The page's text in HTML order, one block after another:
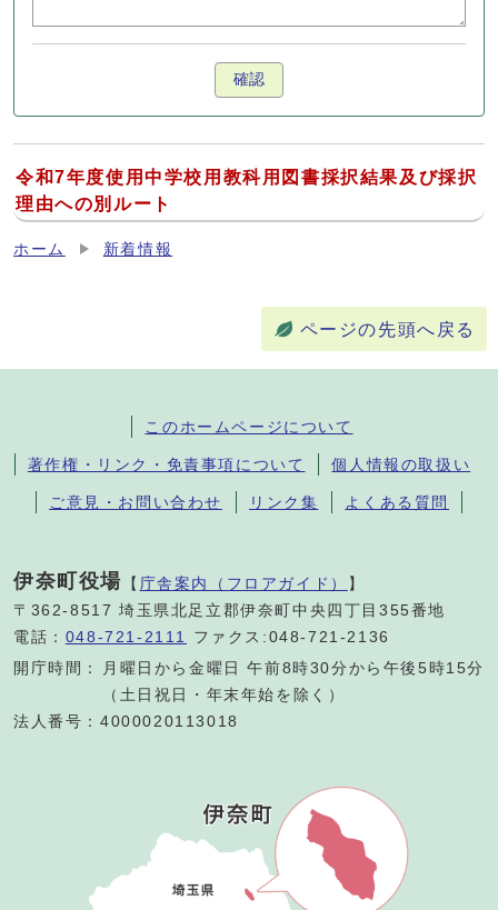
確認
令和7年度使用中学校用教科用図書採択結果及び採択
理由への別ルート
ホーム 新着情報
ページの先頭へ戻る
このホームページについて
著作権・リンク・免責事項について 個人情報の取扱い
ご意見・お問い合わせ リンク集 よくある質問
伊奈町役場 【 庁舎案内（フロアガイド） 】
〒362-8517 埼玉県北足立郡伊奈町中央四丁目355番地
電話： 048-721-2111
ファクス:048-721-2136
開庁時間：
月曜日から金曜日 午前8時30分から午後5時15分
（土日祝日・年末年始を除く）
法人番号：4000020113018